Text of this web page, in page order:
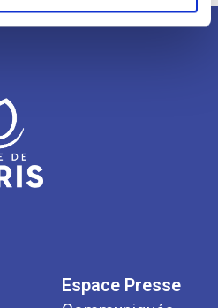
Espace Presse